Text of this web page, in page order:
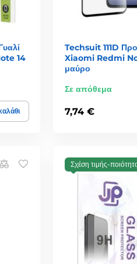
14
Techsuit 111D
Xiaomi Redmi
μαύρο
Σε απόθεμα
7,74 €
Σχέση τιμής-